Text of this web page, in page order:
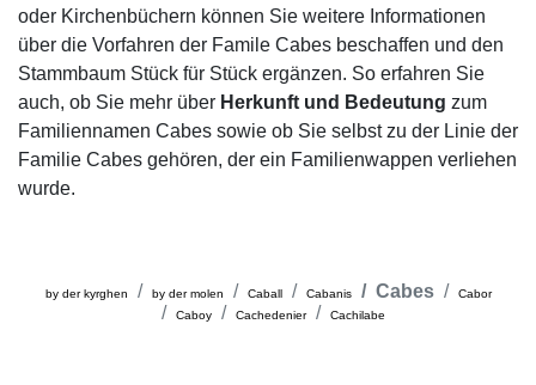
oder Kirchenbüchern können Sie weitere Informationen
über die Vorfahren der Famile Cabes beschaffen und den
Stammbaum Stück für Stück ergänzen. So erfahren Sie
auch, ob Sie mehr über Herkunft und Bedeutung zum
Familiennamen Cabes sowie ob Sie selbst zu der Linie der
Familie Cabes gehören, der ein Familienwappen verliehen
wurde.
by der kyrghen by der molen Caball Cabanis Cabes
Cabor
Caboy
Cachedenier Cachilabe